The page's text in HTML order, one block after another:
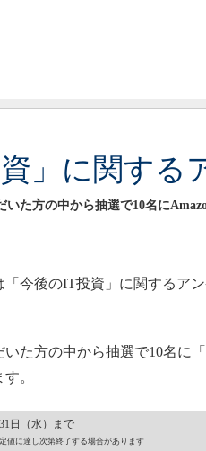
資」に関する
た方の中から抽選で10名に
今後のIT投資」に関するア
た方の中から抽選で10名に
。
日（水）まで
値に達し次第終了する場合があります